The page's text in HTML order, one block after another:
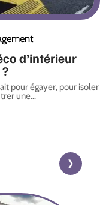
d’intérieur
pour égayer, pour isoler
une…